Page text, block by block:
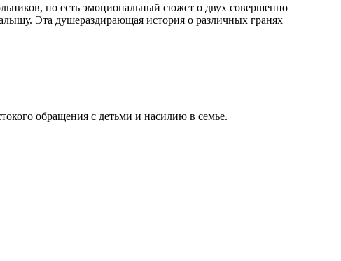
но есть эмоциональный сюжет о двух совершенно
Эта душераздирающая история о различных гранях
обращения с детьми и насилию в семье.